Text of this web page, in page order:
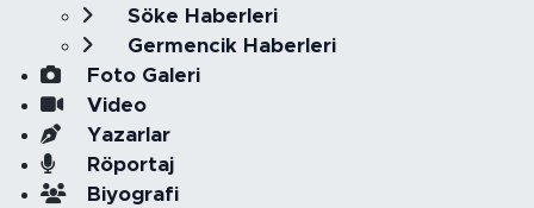
Söke Haberleri
Germencik Haberleri
Foto Galeri
Video
Yazarlar
Röportaj
Biyografi